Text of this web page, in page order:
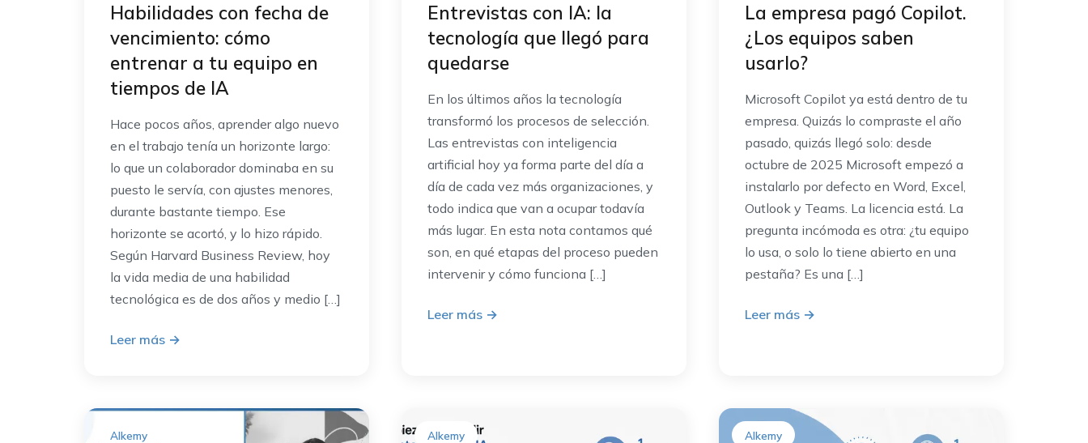
Habilidades con fecha de
vencimiento: cómo
entrenar a tu equipo en
tiempos de IA
Hace pocos años, aprender algo nuevo
en el trabajo tenía un horizonte largo:
lo que un colaborador dominaba en su
puesto le servía, con ajustes menores,
durante bastante tiempo. Ese
horizonte se acortó, y lo hizo rápido.
Según Harvard Business Review, hoy
la vida media de una habilidad
tecnológica es de dos años y medio […]
Leer más →
Entrevistas con IA: la
tecnología que llegó para
quedarse
En los últimos años la tecnología
transformó los procesos de selección.
Las entrevistas con inteligencia
artificial hoy ya forma parte del día a
día de cada vez más organizaciones, y
todo indica que van a ocupar todavía
más lugar. En esta nota contamos qué
son, en qué etapas del proceso pueden
intervenir y cómo funciona […]
Leer más →
La empresa pagó Copilot.
¿Los equipos saben
usarlo?
Microsoft Copilot ya está dentro de tu
empresa. Quizás lo compraste el año
pasado, quizás llegó solo: desde
octubre de 2025 Microsoft empezó a
instalarlo por defecto en Word, Excel,
Outlook y Teams. La licencia está. La
pregunta incómoda es otra: ¿tu equipo
lo usa, o solo lo tiene abierto en una
pestaña? Es una […]
Leer más →
Alkemy Alkemy Alkemy